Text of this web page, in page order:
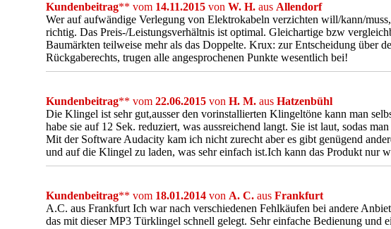
Kundenbeitrag** vom 14.11.2015 von W. H. aus Allendorf
Wer auf aufwändige Verlegung von Elektrokabeln verzichten will/kann/
richtig. Das Preis-/Leistungsverhältnis ist optimal. Gleichartige bzw
Baumärkten teilweise mehr als das Doppelte. Krux: zur Entscheidung über
Rückgaberechts, trugen alle angesprochenen Punkte wesentlich bei!
Kundenbeitrag** vom 22.06.2015 von H. M. aus Hatzenbühl
Die Klingel ist sehr gut,ausser den vorinstallierten Klingeltöne kann man
habe sie auf 12 Sek. reduziert, was aussreichend langt. Sie ist laut, sodas
Mit der Software Audacity kam ich nicht zurecht aber es gibt genügend
und auf die Klingel zu laden, was sehr einfach ist.Ich kann das Produkt nur
Kundenbeitrag** vom 18.01.2014 von A. C. aus Frankfurt
A.C. aus Frankfurt Ich war nach verschiedenen Fehlkäufen bei andere
das mit dieser MP3 Türklingel schnell gelegt. Sehr einfache Bedienung und